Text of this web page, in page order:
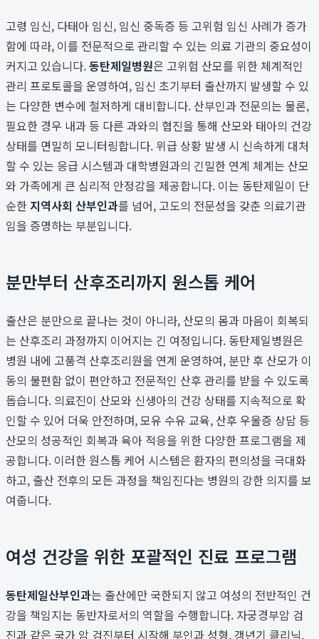
고령 임신, 다태아 임신, 임신 중독증 등 고위험 임신 사례가 증가
함에 따라, 이를 전문적으로 관리할 수 있는 의료 기관의 중요성이
커지고 있습니다.동탄제일병원은 고위험 산모를 위한 체계적인
관리 프로토콜을 운영하여, 임신 초기부터 출산까지 발생할 수 있
는 다양한 변수에 철저하게 대비합니다. 산부인과 전문의는 물론,
필요한 경우 내과 등 다른 과와의 협진을 통해 산모와 태아의 건강
상태를 면밀히 모니터링합니다. 위급 상황 발생 시 신속하게 대처
할 수 있는 응급 시스템과 대학병원과의 긴밀한 연계 체계는 산모
와 가족에게 큰 심리적 안정감을 제공합니다. 이는 동탄제일이 단
순한 지역사회 산부인과를 넘어, 고도의 전문성을 갖춘 의료기관
임을 증명하는 부분입니다.
분만부터 산후조리까지 원스톱 케어
출산은 분만으로 끝나는 것이 아니라, 산모의 몸과 마음이 회복되
는 산후조리 과정까지 이어지는 긴 여정입니다. 동탄제일병원은
병원 내에 고품격 산후조리원을 연계 운영하여, 분만 후 산모가 이
동의 불편함 없이 편안하고 전문적인 산후 관리를 받을 수 있도록
돕습니다. 의료진이 산모와 신생아의 건강 상태를 지속적으로 확
인할 수 있어 더욱 안전하며, 모유 수유 교육, 산후 우울증 상담 등
산모의 성공적인 회복과 육아 적응을 위한 다양한 프로그램을 제
공합니다. 이러한 원스톱 케어 시스템은 환자의 편의성을 극대화
하고, 출산 전후의 모든 과정을 책임진다는 병원의 강한 의지를 보
여줍니다.
여성 건강을 위한 포괄적인 진료 프로그램
동탄제일산부인과는 출산에만 국한되지 않고 여성의 전반적인 건
강을 책임지는 동반자로서의 역할을 수행합니다. 자궁경부암 검
진과 같은 국가 암 검진부터 시작해 부인과 성형, 갱년기 클리닉,